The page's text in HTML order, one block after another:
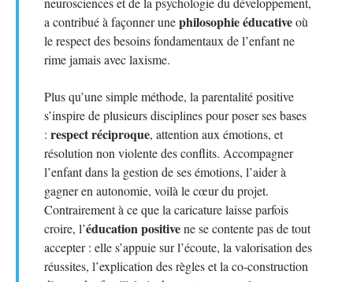
a contribué à façonner unephilosophie éducativeoù
le respect des besoins fondamentaux de l’enfant ne
rime jamais avec laxisme.
Plus qu’une simple méthode, la parentalité positive
s’inspire de plusieurs disciplines pour poser ses bases
: respect réciproque, attention aux émotions, et
résolution non violente des conflits. Accompagner
l’enfant dans la gestion de ses émotions, l’aider à
gagner en autonomie, voilà le cœur du projet.
Contrairement à ce que la caricature laisse parfois
croire, l’éducation positivene se contente pas de tout
accepter : elle s’appuie sur l’écoute, la valorisation des
réussites, l’explication des règles et la co-construction